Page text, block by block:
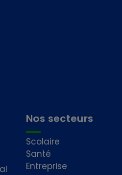
Nos secteurs
Scolaire
Santé
Entreprise